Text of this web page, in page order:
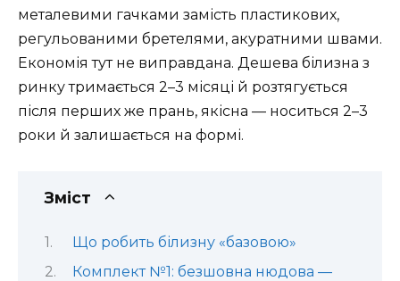
металевими гачками замість пластикових,
регульованими бретелями, акуратними швами.
Економія тут не виправдана. Дешева білизна з
ринку тримається 2–3 місяці й розтягується
після перших же прань, якісна — носиться 2–3
роки й залишається на формі.
Зміст
Що робить білизну «базовою»
Комплект №1: безшовна нюдова —